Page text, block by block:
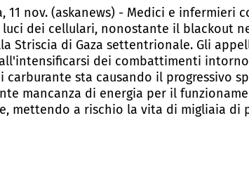
11 nov. (askanews) - Medici e infermieri
dei cellulari, nonostante il blackout
Striscia di Gaza settentrionale. Gli
dei combattimenti intorno
carburante sta causando il progressivo
mancanza di energia per il
mettendo a rischio la vita di migliaia di